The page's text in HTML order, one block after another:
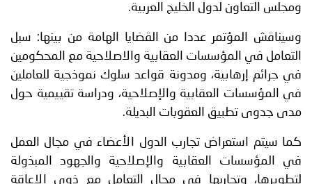
ومجلس التعاون لدول الخليج العربية.
وسيناقش المؤتمر عددا من القضايا الهامة من بينها: سبل
التعامل في المؤسسات العقابية والاصلاحية مع المحكومين
في جرائم إرهابية، ومدونة قواعد سلوك نموذجية للعاملين
في المؤسسات العقابية والإصلاحية، ودراسة تقييمية حول
مدى جدوى تطبيق العقوبات البديلة.
كما سيتم استعراض تجارب الدول الأعضاء في مجال العمل
في المؤسسات العقابية والإصلاحية والجهود المبذولة
لتطويرها، وتجاربها في مجال التعامل مع ذوي الإعاقة